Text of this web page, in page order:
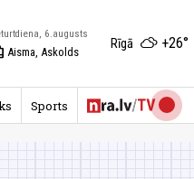
6.augusts
Aisma, Askolds
Rīgā +26°
Sports